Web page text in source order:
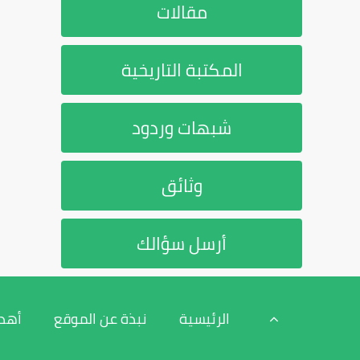
مقالات
المكتبة التاريخية
شبهات وردود
وثائق
أرسل سؤالك
الرئيسية نبذة عن الموقع